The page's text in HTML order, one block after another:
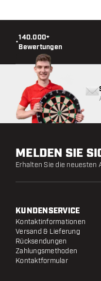
•
140.000+
Bewertungen
MELDEN SIE
Erhalten Sie die neuesten
KUNDENSERVICE
Kontaktinformationen
Versand & Lieferung
Rücksendungen
Zahlungsmethoden
Kontaktformular